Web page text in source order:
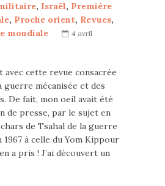
, Israël, Première
, Proche orient, Revues,
mondiale
4 avril
avec cette revue consacrée
guerre mécanisée et des
De fait, mon oeil avait été
de presse, par le sujet en
de Tsahal de la guerre
1967 à celle du Yom Kippour
a pris ! J’ai découvert un